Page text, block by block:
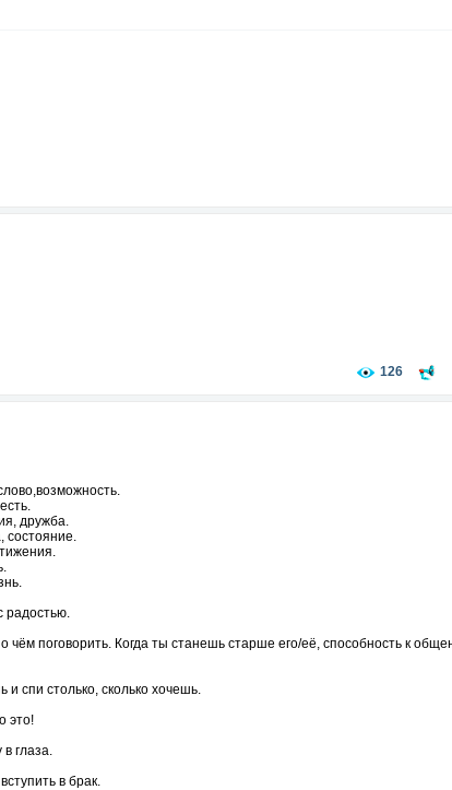
126
дружба.
состояние.
радостью.
о чём поговорить. Когда ты станешь старше его/её, способность к
спи столько, сколько хочешь.
это!
глаза.
в брак.